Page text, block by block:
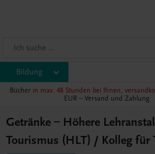
Bildung
Bücher in max. 48 Stunden bei Ihnen,
EUR – Versand und Zahlung
Getränke – Höhere
Tourismus (HLT) / Kolleg für